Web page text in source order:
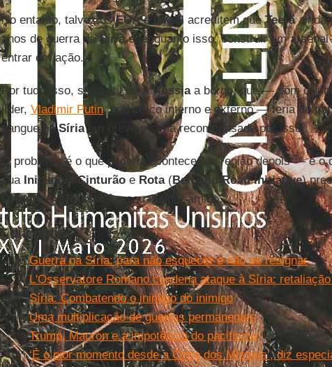
No entanto, talvez osEUAe Israelacreditem queTeerãainda
anos de guerra naSíriae, enquanto isso, construir um arsenal
entrar em ação.
Por tudo isso, seria útil ter aRússiaa bordo, que — com o
líder, Vladimir Putin, sob cerco interno e externo — teria de
sangue naSíriaem breve e seria recompensada por isso.
O problema é o que poderia acontecer na região depois — e o
sua Iniciativa Cinturãoe Rota(Belt and Road Initiative)
Orientee aRússiaé o seu melhor amigo.
Leia mais
Guerra na Síria: para não esquecer e não se resignar
L'Osservatore Romano condena ataque à Síria:
Síria. Combatendo o inimigo do inimigo
Uma multiplicação de guerras permanentes
Trump, Macron e a impotência do pacifismo
‘É o pior momento desde a Crise dos Mísseis’, diz